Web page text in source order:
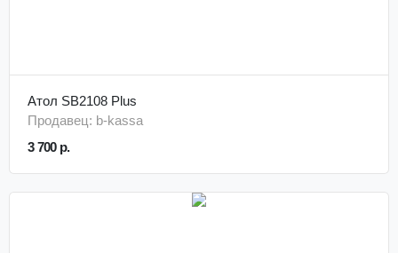
Атол SB2108 Plus
Продавец: b-kassa
3 700 р.